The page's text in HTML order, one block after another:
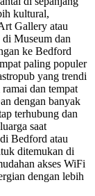
kultural,
Gallery atau
Museum dan
ke Bedford
paling populer
yang trendi
dan tempat
dengan banyak
terhubung dan
saat
Bedford atau
ditemukan di
akses WiFi
dengan lebih